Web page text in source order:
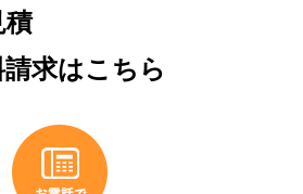
積
求はこちら